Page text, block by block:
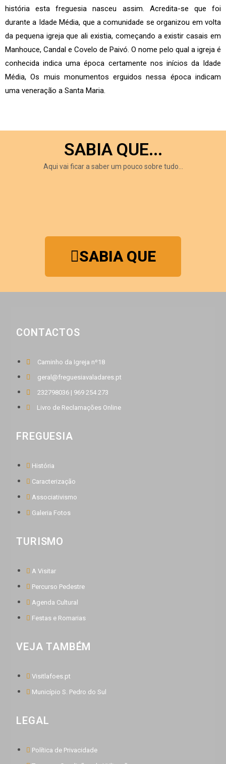
história esta freguesia nasceu assim. Acredita-se que foi
durante a Idade Média, que a comunidade se organizou em volta
da pequena igreja que ali existia, começando a existir casais em
Manhouce, Candal e Covelo de Paivó. O nome pelo qual a igreja é
conhecida indica uma época certamente nos inícios da Idade
Média, Os muis monumentos erguidos nessa época indicam
uma veneração a Santa Maria.
SABIA QUE...
Aqui vai ficar a saber um pouco sobre tudo…
SABIA QUE
CONTACTOS
Caminho da Igreja nº18
geral@freguesiavaladares.pt
232798036 | 969 254 273
Livro de Reclamações Online
FREGUESIA
História
Caracterização
Associativismo
Galeria Fotos
TURISMO
A Visitar
Percurso Pedestre
Agenda Cultural
Festas e Romarias
VEJA TAMBÉM
Visitlafoes.pt
Município S. Pedro do Sul
LEGAL
Política de Privacidade